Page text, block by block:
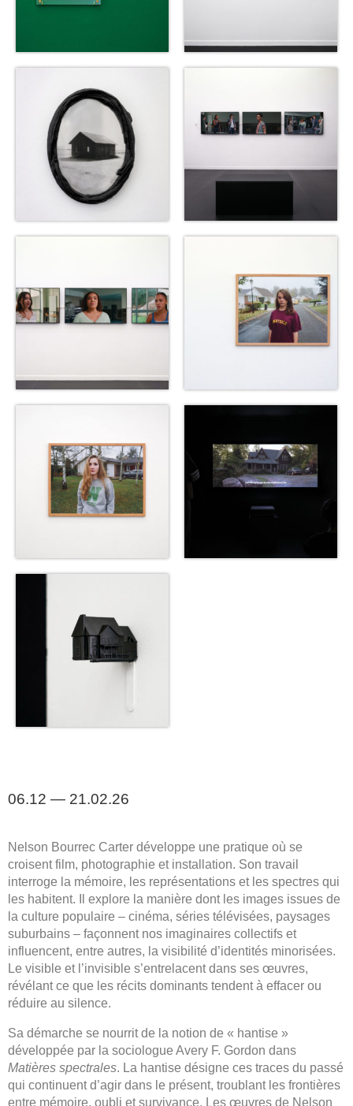
06.12 — 21.02.26
Nelson Bourrec Carter développe une pratique où se
croisent film, photographie et installation. Son travail
interroge la mémoire, les représentations et les spectres qui
les habitent. Il explore la manière dont les images issues de
la culture populaire – cinéma, séries télévisées, paysages
suburbains – façonnent nos imaginaires collectifs et
influencent, entre autres, la visibilité d’identités minorisées.
Le visible et l’invisible s’entrelacent dans ses œuvres,
révélant ce que les récits dominants tendent à effacer ou
réduire au silence.
Sa démarche se nourrit de la notion de « hantise »
développée par la sociologue Avery F. Gordon dans
Matières spectrales. La hantise désigne ces traces du passé
qui continuent d’agir dans le présent, troublant les frontières
entre mémoire, oubli et survivance. Les œuvres de Nelson